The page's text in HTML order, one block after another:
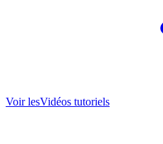
Voir lesVidéos tutoriels